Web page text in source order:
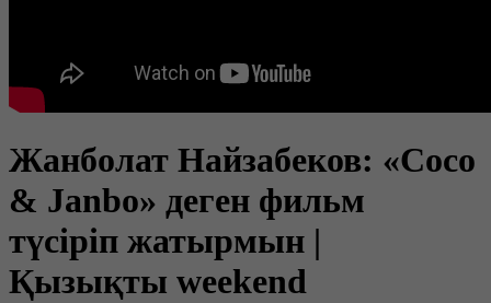
Жанболат Найзабеков: «Coco
& Janbo» деген фильм
түсіріп жатырмын |
Қызықты weekend